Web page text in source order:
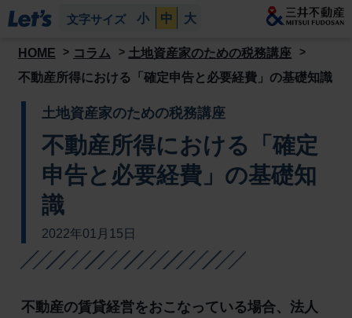
文字サイズ 小 中 大
HOME コラム
土地資産家のための税務講座
不動産所得における「確定申告と必要経費」の基礎知識
土地資産家のための税務講座
不動産所得における「確定
申告と必要経費」の基礎知
識
2022年01月15日
不動産の賃貸経営をおこなっている場合、法人